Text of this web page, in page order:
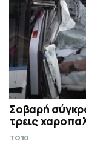
Σοβαρή
τρεις
TO10